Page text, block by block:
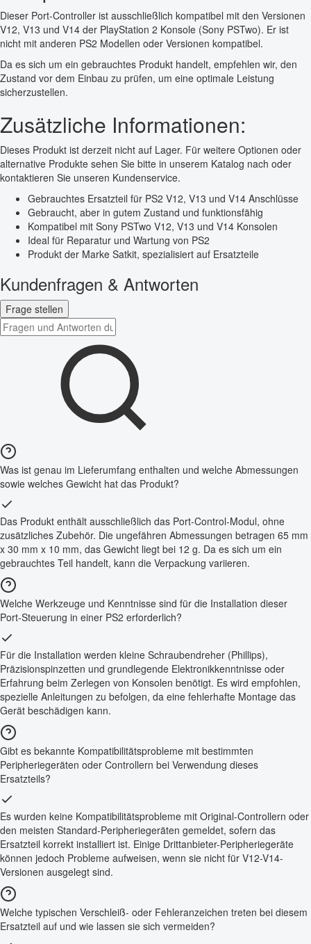
Dieser Port-Controller ist ausschließlich kompatibel mit den Versionen
V12, V13 und V14 der PlayStation 2 Konsole (Sony PSTwo). Er ist
nicht mit anderen PS2 Modellen oder Versionen kompatibel.
Da es sich um ein gebrauchtes Produkt handelt, empfehlen wir, den
Zustand vor dem Einbau zu prüfen, um eine optimale Leistung
sicherzustellen.
Zusätzliche Informationen:
Dieses Produkt ist derzeit nicht auf Lager. Für weitere Optionen oder
alternative Produkte sehen Sie bitte in unserem Katalog nach oder
kontaktieren Sie unseren Kundenservice.
Gebrauchtes Ersatzteil für PS2 V12, V13 und V14 Anschlüsse
Gebraucht, aber in gutem Zustand und funktionsfähig
Kompatibel mit Sony PSTwo V12, V13 und V14 Konsolen
Ideal für Reparatur und Wartung von PS2
Produkt der Marke Satkit, spezialisiert auf Ersatzteile
Kundenfragen & Antworten
Frage stellen
Was ist genau im Lieferumfang enthalten und welche Abmessungen
sowie welches Gewicht hat das Produkt?
Das Produkt enthält ausschließlich das Port-Control-Modul, ohne
zusätzliches Zubehör. Die ungefähren Abmessungen betragen 65 mm
x 30 mm x 10 mm, das Gewicht liegt bei 12 g. Da es sich um ein
gebrauchtes Teil handelt, kann die Verpackung variieren.
Welche Werkzeuge und Kenntnisse sind für die Installation dieser
Port-Steuerung in einer PS2 erforderlich?
Für die Installation werden kleine Schraubendreher (Phillips),
Präzisionspinzetten und grundlegende Elektronikkenntnisse oder
Erfahrung beim Zerlegen von Konsolen benötigt. Es wird empfohlen,
spezielle Anleitungen zu befolgen, da eine fehlerhafte Montage das
Gerät beschädigen kann.
Gibt es bekannte Kompatibilitätsprobleme mit bestimmten
Peripheriegeräten oder Controllern bei Verwendung dieses
Ersatzteils?
Es wurden keine Kompatibilitätsprobleme mit Original-Controllern oder
den meisten Standard-Peripheriegeräten gemeldet, sofern das
Ersatzteil korrekt installiert ist. Einige Drittanbieter-Peripheriegeräte
können jedoch Probleme aufweisen, wenn sie nicht für V12-V14-
Versionen ausgelegt sind.
Welche typischen Verschleiß- oder Fehleranzeichen treten bei diesem
Ersatzteil auf und wie lassen sie sich vermeiden?